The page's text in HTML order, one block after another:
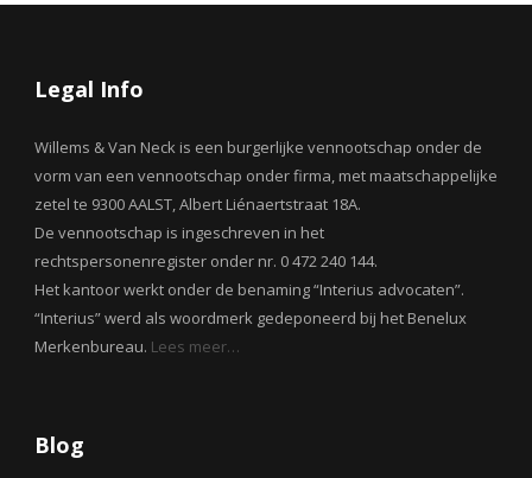
Legal Info
Willems & Van Neck is een burgerlijke vennootschap onder de
vorm van een vennootschap onder firma, met maatschappelijke
zetel te 9300 AALST, Albert Liénaertstraat 18A.
De vennootschap is ingeschreven in het
rechtspersonenregister onder nr. 0 472 240 144.
Het kantoor werkt onder de benaming “Interius advocaten”.
“Interius” werd als woordmerk gedeponeerd bij het Benelux
Merkenbureau. Lees meer…
Blog